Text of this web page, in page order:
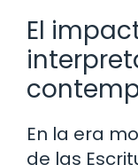
El
En la era
de las